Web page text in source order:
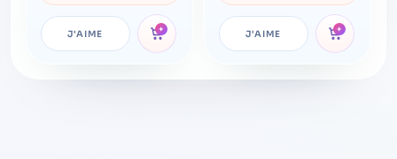
J'AIME + J'AIME +